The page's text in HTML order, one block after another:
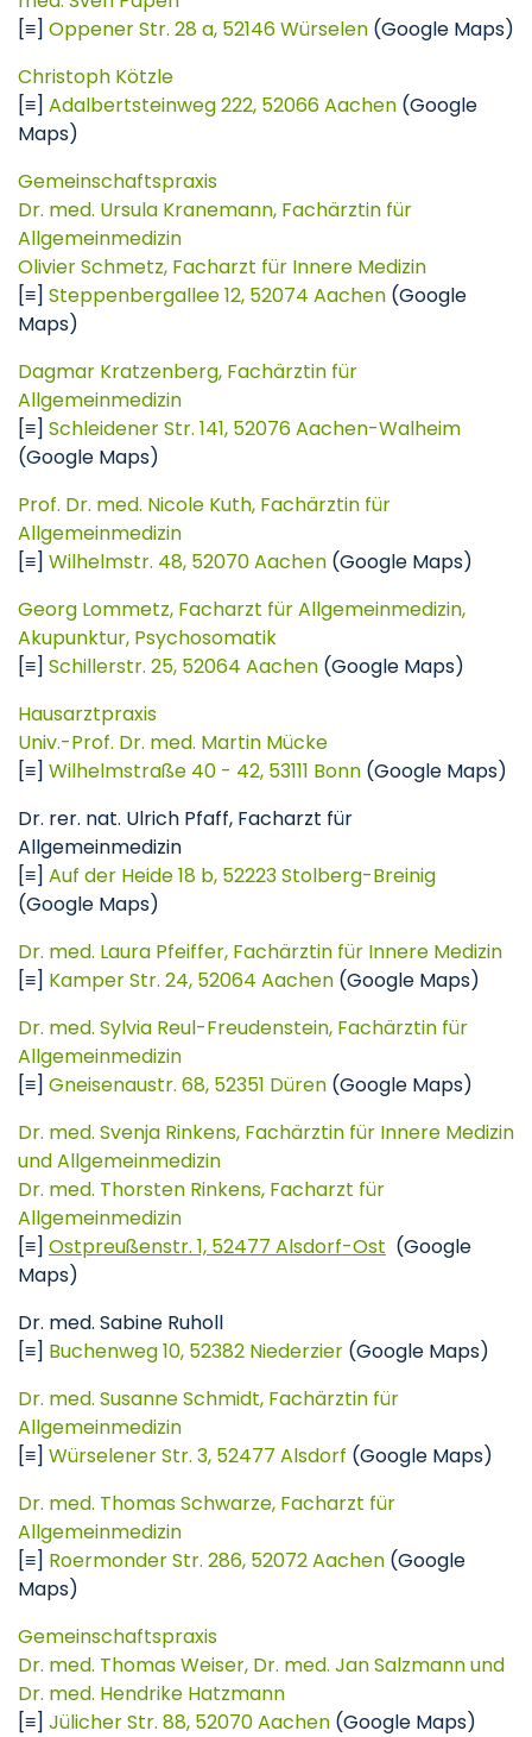
[≡] Oppener Str. 28 a, 52146 Würselen (Google Maps)
Christoph Kötzle
[≡] Adalbertsteinweg 222, 52066 Aachen (Google
Maps)
Gemeinschaftspraxis
Dr. med. Ursula Kranemann, Fachärztin für
Allgemeinmedizin
Olivier Schmetz, Facharzt für Innere Medizin
[≡] Steppenbergallee 12, 52074 Aachen (Google
Maps)
Dagmar Kratzenberg, Fachärztin für
Allgemeinmedizin
[≡] Schleidener Str. 141, 52076 Aachen-Walheim
(Google Maps)
Prof. Dr. med. Nicole Kuth, Fachärztin für
Allgemeinmedizin
[≡] Wilhelmstr. 48, 52070 Aachen (Google Maps)
Georg Lommetz, Facharzt für Allgemeinmedizin,
Akupunktur, Psychosomatik
[≡] Schillerstr. 25, 52064 Aachen (Google Maps)
Hausarztpraxis
Univ.-Prof. Dr. med. Martin Mücke
[≡] Wilhelmstraße 40 - 42, 53111 Bonn (Google Maps)
Dr. rer. nat. Ulrich Pfaff, Facharzt für
Allgemeinmedizin
[≡] Auf der Heide 18 b, 52223 Stolberg-Breinig
(Google Maps)
Dr. med. Laura Pfeiffer, Fachärztin für Innere Medizin
[≡] Kamper Str. 24, 52064 Aachen (Google Maps)
Dr. med. Sylvia Reul-Freudenstein, Fachärztin für
Allgemeinmedizin
[≡] Gneisenaustr. 68, 52351 Düren (Google Maps)
Dr. med. Svenja Rinkens, Fachärztin für Innere Medizin
und Allgemeinmedizin
Dr. med. Thorsten Rinkens, Facharzt für
Allgemeinmedizin
[≡] Ostpreußenstr. 1, 52477 Alsdorf-Ost (Google
Maps)
Dr. med. Sabine Ruholl
[≡] Buchenweg 10, 52382 Niederzier (Google Maps)
Dr. med. Susanne Schmidt, Fachärztin für
Allgemeinmedizin
[≡] Würselener Str. 3, 52477 Alsdorf (Google Maps)
Dr. med. Thomas Schwarze, Facharzt für
Allgemeinmedizin
[≡] Roermonder Str. 286, 52072 Aachen (Google
Maps)
Gemeinschaftspraxis
Dr. med. Thomas Weiser, Dr. med. Jan Salzmann und
Dr. med. Hendrike Hatzmann
[≡] Jülicher Str. 88, 52070 Aachen (Google Maps)